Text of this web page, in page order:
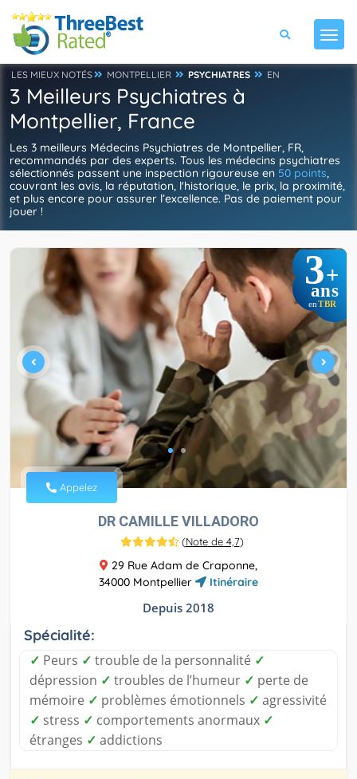
LES MIEUX NOTÉS MONTPELLIER PSYCHIATRES EN
3 Meilleurs Psychiatres à
Montpellier, France
Les 3 meilleurs Médecins Psychiatres de Montpellier, FR,
recommandés par des experts. Tous les médecins psychiatres
sélectionnés passent une inspection rigoureuse en 50 points,
couvrant les avis, la réputation, l'historique, le prix, la proximité,
et plus encore pour assurer l’excellence. Pas de paiement pour
jouer !
3+
ans
en TBR
Appelez
DR CAMILLE VILLADORO
(Note de 4,7)
29 Rue Adam de Craponne,
34000 Montpellier
Itinéraire
Depuis 2018
Spécialité:
✓ Peurs ✓ trouble de la personnalité ✓
dépression ✓ troubles de l’humeur ✓ perte de
mémoire ✓ problèmes émotionnels ✓ agressivité
✓ stress ✓ comportements anormaux ✓
étranges ✓ addictions